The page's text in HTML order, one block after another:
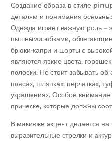
Создание образа в стиле
деталям и понимания
Одежда играет важную роль –
пышными юбками,
брюки-капри и шорты с
являются яркие цвета,
полоски. Не стоит забывать об
поясах, шляпках, перчатках,
украшениях. Особое внимание
прическе, которые должны
В макияже акцент делается
выразительные стрелки и